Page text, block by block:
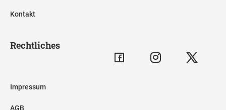
Kontakt
Rechtliches
Impressum
AGB